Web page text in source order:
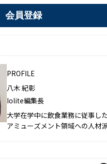
会員登録
PROFILE
八木 紀彰
Iolite編集長
大学在学中に飲食業務に従事し
アミューズメント領域への人材